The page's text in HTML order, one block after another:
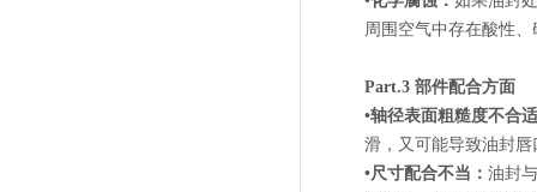
周围空气中存在酸性
Part.3 部件配合方面
•轴径表面粗糙度不合
滑，又可能导致油封
•尺寸配合不当： 油封